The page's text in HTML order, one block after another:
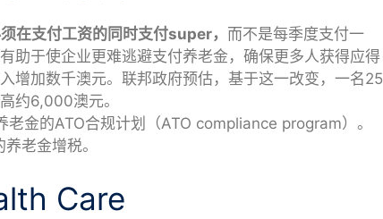
在支付工资的同时支付super， 而不是每季度支付一
助于使企业更难逃避支付养老金，确保更多人获得应得
增加数千澳元。联邦政府预估，基于这一改变，一名25
约6,000澳元。
金的ATO合规计划（ATO compliance program）。
老金增税。
Care